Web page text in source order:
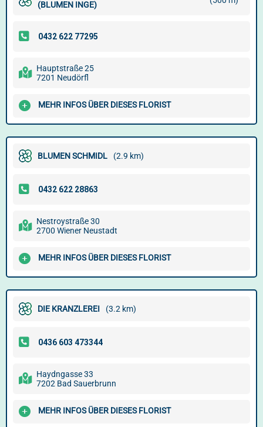
(BLUMEN INGE)
Hauptstraße 25
7201 Neudörfl
MEHR INFOS ÜBER DIESES FLORIST
BLUMEN SCHMIDL (2.9 km)
Nestroystraße 30
2700 Wiener Neustadt
MEHR INFOS ÜBER DIESES FLORIST
DIE KRANZLEREI (3.2 km)
Haydngasse 33
7202 Bad Sauerbrunn
MEHR INFOS ÜBER DIESES FLORIST